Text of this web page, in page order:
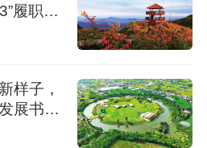
履职总
样子，
展书